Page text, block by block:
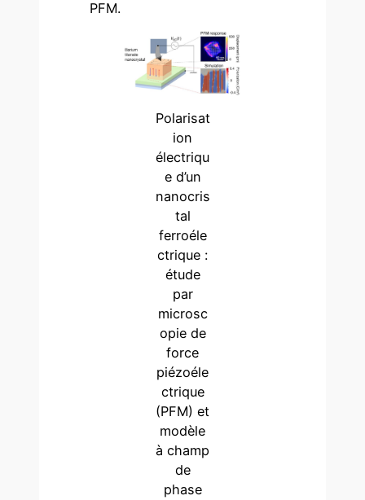
PFM.
Polarisat
ion
électriqu
e d’un
nanocris
tal
ferroéle
ctrique :
étude
par
microsc
opie de
force
piézoéle
ctrique
(PFM) et
modèle
à champ
de
phase